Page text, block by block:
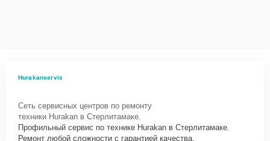
Hurakanservis
Сеть сервисных центров по ремонту
техники Hurakan в Стерлитамаке.
Профильный сервис по технике Hurakan в Стерлитамаке.
Ремонт любой сложности с гарантией качества.